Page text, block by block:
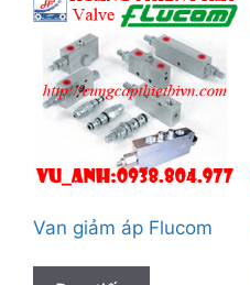
Van giảm áp Flucom